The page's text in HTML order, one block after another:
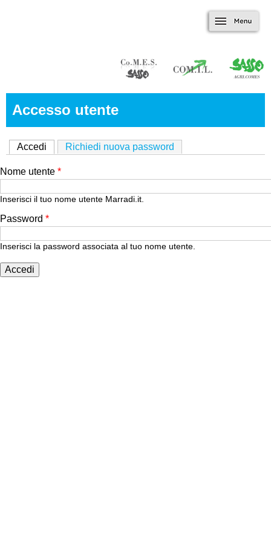
Accesso utente
Accedi (scheda attiva)
Richiedi nuova password
Nome utente *
Inserisci il tuo nome utente Marradi.it.
Password *
Inserisci la password associata al tuo nome utente.